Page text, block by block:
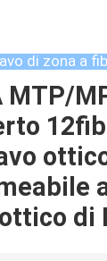
di zona a
MTP/
ottico di